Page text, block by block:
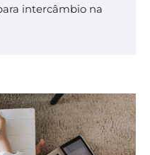
intercâmbio na